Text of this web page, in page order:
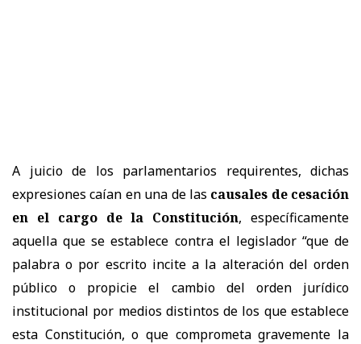
A juicio de los parlamentarios requirentes, dichas
expresiones caían en una de las causales de cesación
en el cargo de la Constitución, específicamente
aquella que se establece contra el legislador “que de
palabra o por escrito incite a la alteración del orden
público o propicie el cambio del orden jurídico
institucional por medios distintos de los que establece
esta Constitución, o que comprometa gravemente la